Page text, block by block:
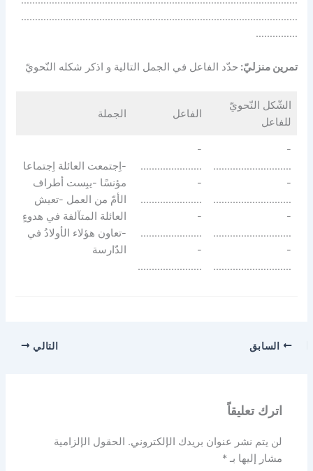
………………………………………………………………………………………
……………
تمرين منزليّ: حدّد الفاعل في الجمل التالية و اذكر شكله النّحويّ
الشّكل النّحويّ
للفاعل
الفاعل الجملة
-
……………………….
-
……………………….
-
……………………….
-
……………………….
-
………………….
-
………………….
-
………………….
-
…………………..
-اِجتمعت العائلة اِجتماعا
مؤنسًا -يبِست أطراف
الأمّ من العمل -تعيش
العائلة المتآلفة في هدوءٍ
-تعاون هؤلاء الأولادُ في
الدّارسة
السابق التالي
اترك تعليقاً
لن يتم نشر عنوان بريدك الإلكتروني. الحقول الإلزامية
مشار إليها بـ*